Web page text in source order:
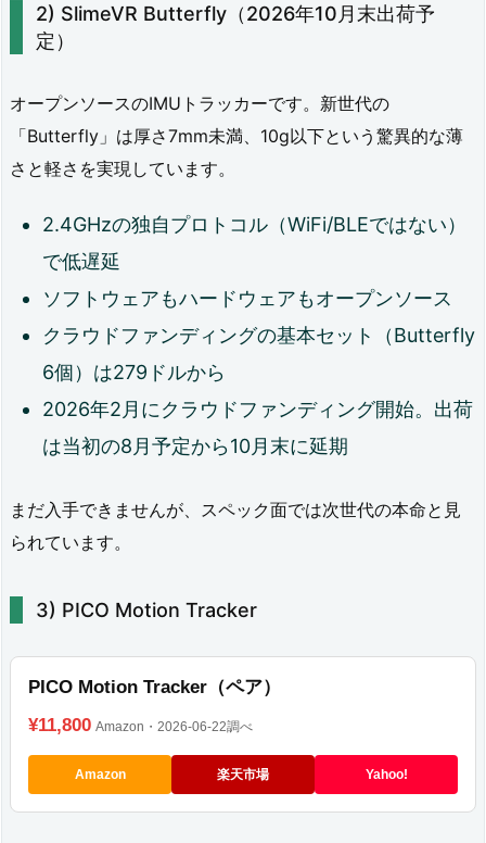
グ
（フ
イ
ト
ト
内
型
3.
Q
e
SlimeVR Butterfly（2026年10月末出荷予
定）
オープンソースのIMUトラッカーです。新世代の
「Butterfly」は厚さ7mm未満、10g以下という驚異的な薄
さと軽さを実現しています。
2.4GHzの独自プロトコル（WiFi/BLEではない）
で低遅延
ソフトウェアもハードウェアもオープンソース
クラウドファンディングの基本セット（Butterfly
6個）は279ドルから
2026年2月にクラウドファンディング開始。出荷
は当初の8月予定から10月末に延期
まだ入手できませんが、スペック面では次世代の本命と見
られています。
PICO Motion Tracker
PICO Motion Tracker（ペア）
¥11,800 Amazon・2026-06-22調べ
Amazon 楽天市場 Yahoo!